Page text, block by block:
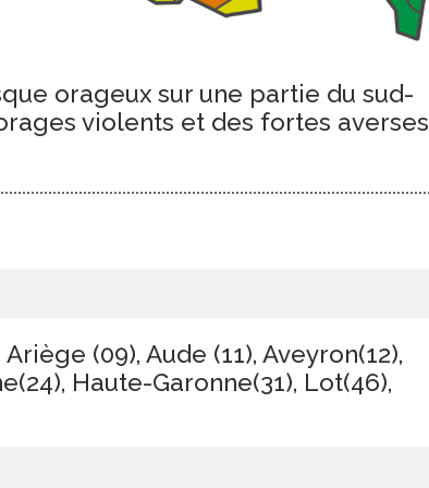
orageux sur une partie du sud-
violents et des fortes averses
(09), Aude (11), Aveyron(12),
Haute-Garonne(31), Lot(46),